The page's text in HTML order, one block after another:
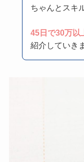
ちゃんとスキ
45日で30万以
紹介していき